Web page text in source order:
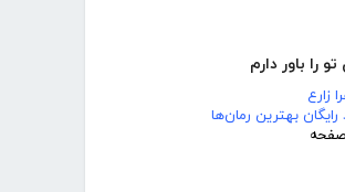
را باور دارم
زارع
رایگان بهترین رمان‌ها